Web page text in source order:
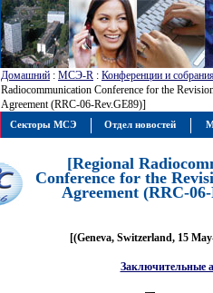
Домашний : МСЭ-R : Конференции и
Radiocommunication Conference for the
Agreement (RRC-06-Rev.GE89)]
[Regional
Conference for the
Agreement (RRC-
[(Geneva, Switzerland, 15
Заключительные
Секторы МСЭ Отдел новостей